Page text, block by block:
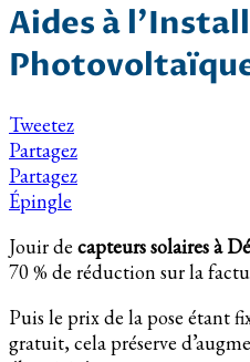
Aides à
Tweetez
Partagez
Partagez
Épingle
Jouir de capteurs solaires à
70 % de réduction sur la
Puis le prix de la pose étant
gratuit, cela préserve